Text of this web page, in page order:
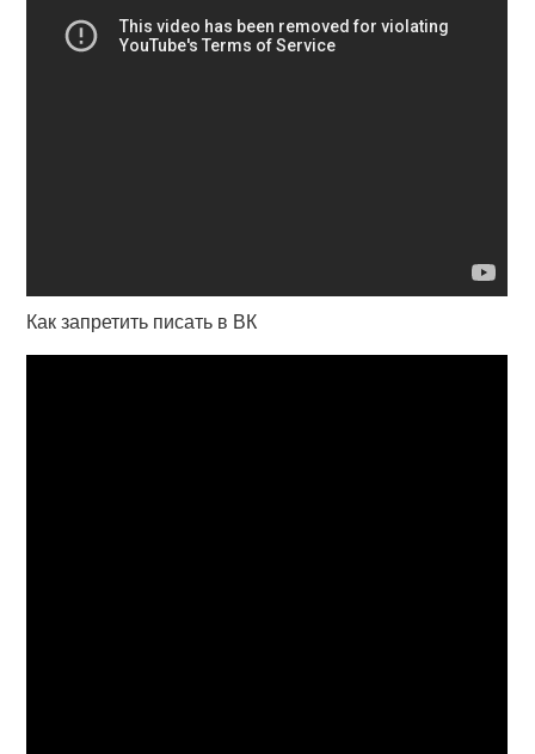
Как запретить писать в ВК